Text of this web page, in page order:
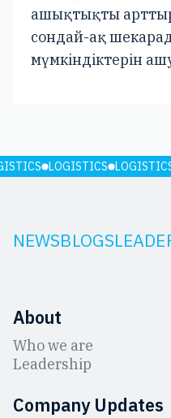
ашықтықты
сондай-ақ
мүмкіндіктерін
LOGISTICS
NEWSBLOGS
About
Who we are
Leadership
Company Updates